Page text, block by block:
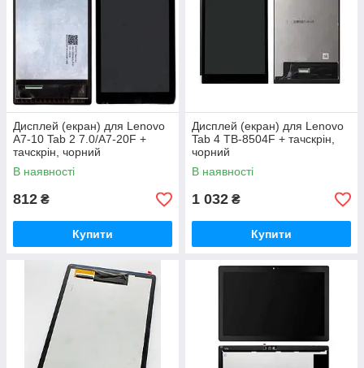
Дисплей (екран) для Lenovo
A7-10 Tab 2 7.0/A7-20F +
тачскрін, чорний
В наявності
812 ₴
Купити
Дисплей (екран) для Lenovo
Tab 4 TB-8504F + тачскрін,
чорний
В наявності
1 032 ₴
Купити